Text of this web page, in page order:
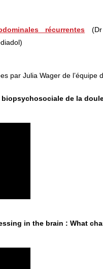
récurrentes (Dr
par Julia Wager de l’équipe
de la
in the brain : What